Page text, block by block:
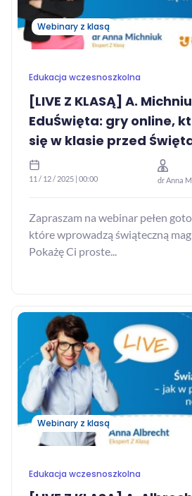
Webinary z klasą
Edukacja wczesnoszkolna
[LIVE Z KLASĄ] A.
EduŚwięta: gry online,
się w klasie przed
11 / 12 / 2025 | 00:00 dr Anna
Zapraszam na webinar pełen
które wprowadzą świąteczną
Pokażę Ci proste...
Webinary z klasą
Edukacja wczesnoszkolna